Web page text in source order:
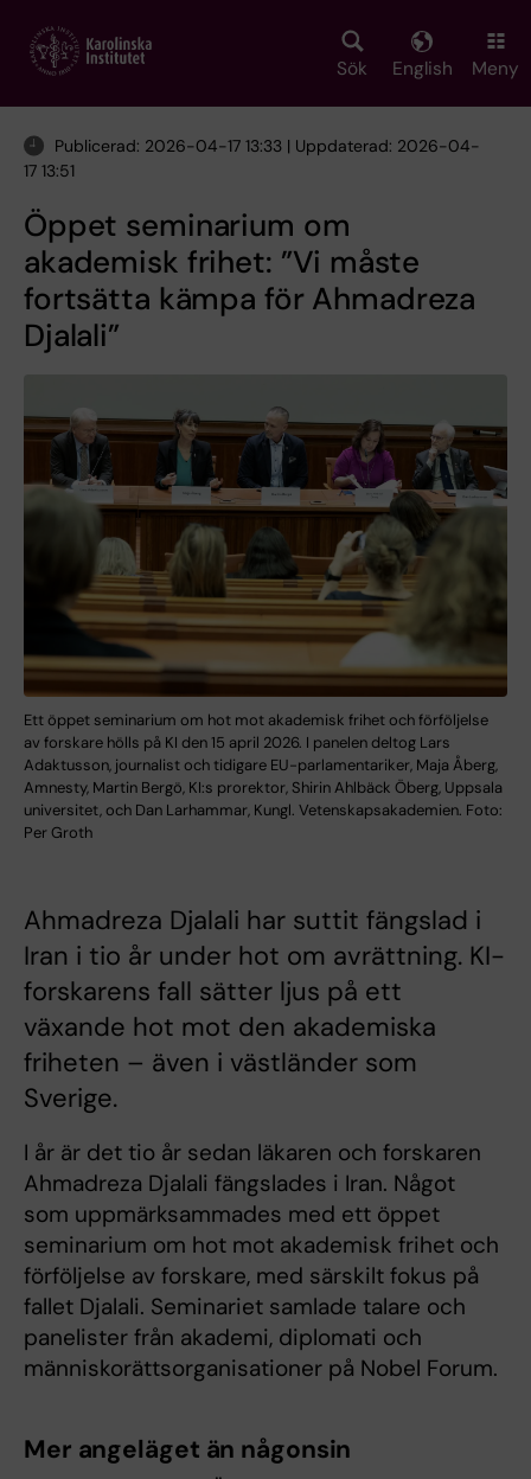
main
Sök English Meny
Publicerad: 2026-04-17 13:33 | Uppdaterad: 2026-04-
17 13:51
Öppet seminarium om
akademisk frihet: ”Vi måste
fortsätta kämpa för Ahmadreza
Djalali”
Ett öppet seminarium om hot mot akademisk frihet och förföljelse
av forskare hölls på KI den 15 april 2026. I panelen deltog Lars
Adaktusson, journalist och tidigare EU-parlamentariker, Maja Åberg,
Amnesty, Martin Bergö, KI:s prorektor, Shirin Ahlbäck Öberg, Uppsala
universitet, och Dan Larhammar, Kungl. Vetenskapsakademien. Foto:
Per Groth
Ahmadreza Djalali har suttit fängslad i
Iran i tio år under hot om avrättning. KI-
forskarens fall sätter ljus på ett
växande hot mot den akademiska
friheten – även i västländer som
Sverige.
I år är det tio år sedan läkaren och forskaren
Ahmadreza Djalali fängslades i Iran. Något
som ​​uppmärksammades med ett öppet
seminarium om hot mot akademisk frihet och
förföljelse av forskare, med särskilt fokus på
fallet Djalali. Seminariet samlade talare och
panelister från akademi, diplomati och
människorättsorganisationer på Nobel Forum.
Mer angeläget än någonsin